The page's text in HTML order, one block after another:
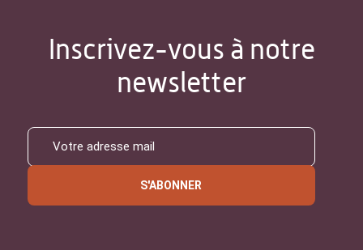
Inscrivez-vous à notre
newsletter
S'ABONNER